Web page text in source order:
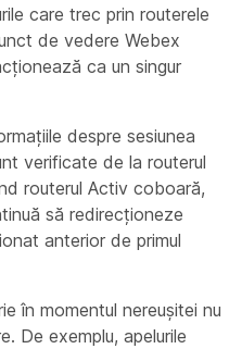
care trec prin routerele
de vedere Webex
ca un singur
despre sesiunea
verificate de la routerul
routerul Activ coboară,
să redirecționeze
anterior de primul
în momentul nereușitei nu
De exemplu, apelurile